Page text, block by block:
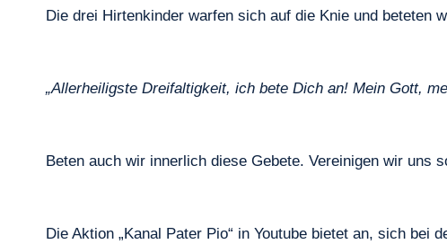
Die drei Hirtenkinder warfen sich auf die Knie und beteten
„Allerheiligste Dreifaltigkeit, ich bete Dich an! Mein Gott,
Beten auch wir innerlich diese Gebete. Vereinigen wir uns
Die Aktion „Kanal Pater Pio“ in Youtube bietet an, sich bei